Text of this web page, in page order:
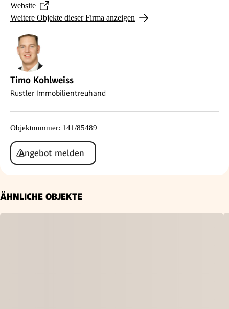
Website
Weitere Objekte dieser Firma anzeigen
Timo Kohlweiss
Rustler Immobilientreuhand
Objektnummer: 141/85489
Angebot melden
ÄHNLICHE OBJEKTE